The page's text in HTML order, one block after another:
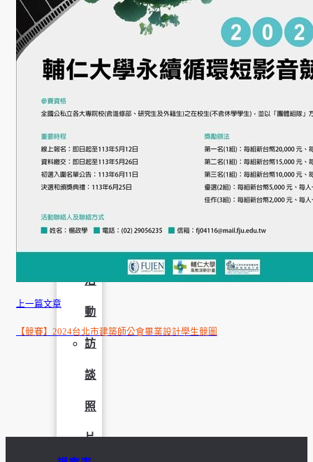
果
現
學
生
課
外
活
動
訪
談
照
片
上一篇文章
【競賽】2024台北市建築師公會畢業設計學生競圖